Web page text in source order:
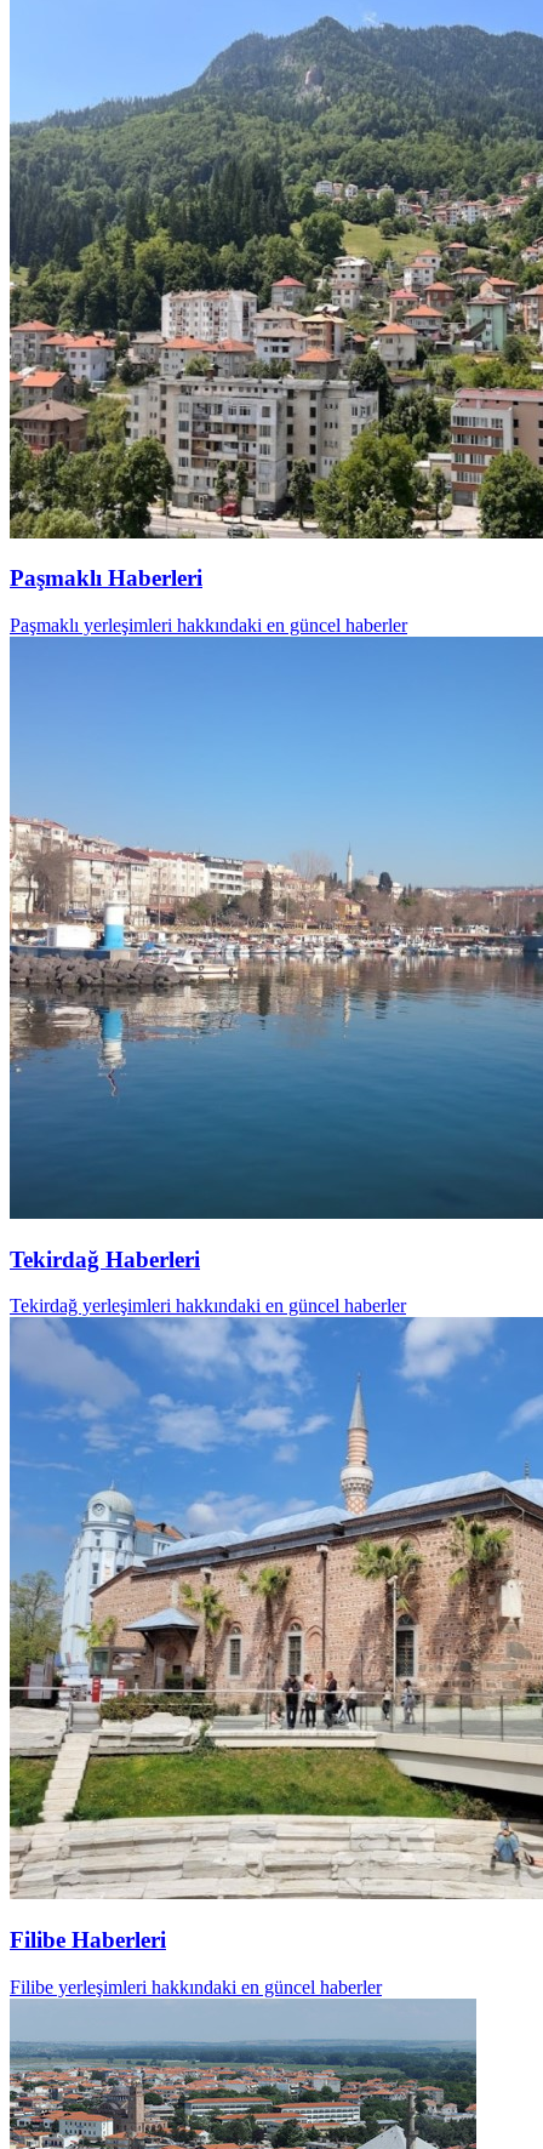
Paşmaklı Haberleri
Paşmaklı yerleşimleri hakkındaki en güncel haberler
Tekirdağ Haberleri
Tekirdağ yerleşimleri hakkındaki en güncel haberler
Filibe Haberleri
Filibe yerleşimleri hakkındaki en güncel haberler